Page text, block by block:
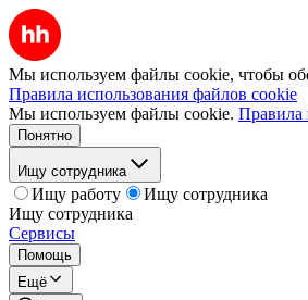
Мы используем файлы cookie, чтобы
Правила использования файлов cookie
Мы используем файлы cookie. Правила
Понятно
Ищу сотрудника
Ищу работу
Ищу сотрудника
Ищу сотрудника
Сервисы
Помощь
Ещё